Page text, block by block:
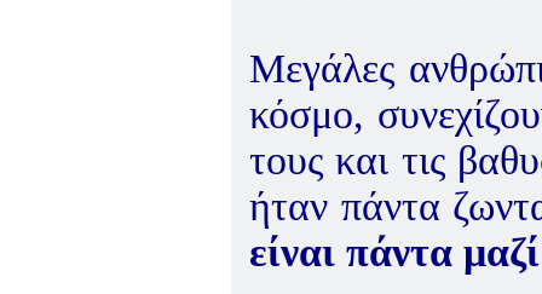
Μεγάλες
κόσμο,
τους και τις
ήταν πάντα
είναι πάντα